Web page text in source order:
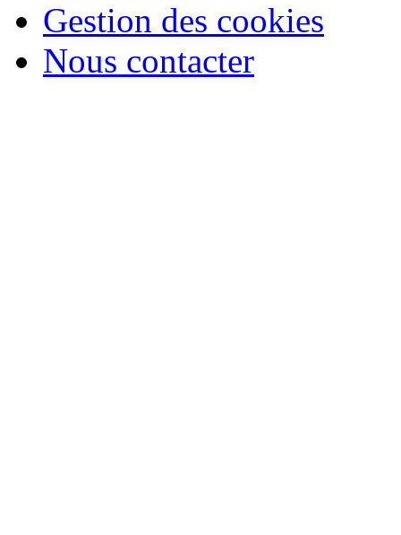
Gestion des cookies
Nous contacter